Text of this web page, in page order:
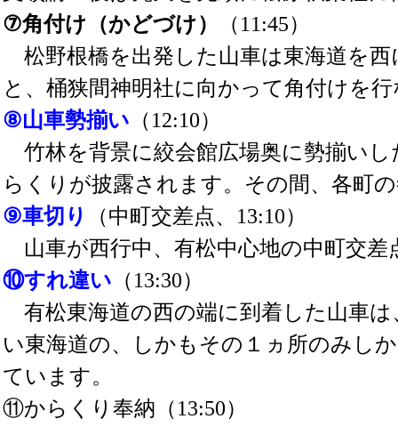
⑦角付け（かどづけ）
（11:45）
松野根橋を出発した山車は東海道を
と、桶狭間神明社に向かって角付けを
⑧山車勢揃い （12:10）
竹林を背景に絞会館広場奥に勢揃い
らくりが披露されます。その間、各町
⑨車切り
（中町交差点、13:10）
山車が西行中、有松中心地の中町交
⑩すれ違い （13:30）
有松東海道の西の端に到着した山車
い東海道の、しかもその１ヵ所のみし
ています。
⑪からくり奉納（13:50）